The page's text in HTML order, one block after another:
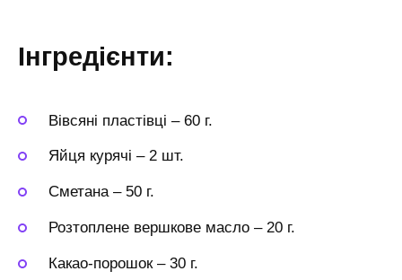
Інгредієнти:
Вівсяні пластівці – 60 г.
Яйця курячі – 2 шт.
Сметана– 50 г.
Розтоплене вершкове масло – 20 г.
Какао-порошок– 30 г.